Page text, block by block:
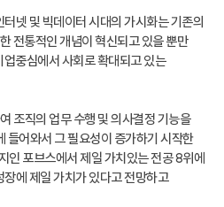
넷 및 빅데이터 시대의 가시화는 기존의
전통적인 개념이 혁신되고 있을 뿐만
중심에서 사회로 확대되고 있는
조직의 업무 수행 및 의사결정 기능을
어와서 그 필요성이 증가하기 시작한
인 포브스에서 제일 가치있는 전공 8위에
에 제일 가치가 있다고 전망하고